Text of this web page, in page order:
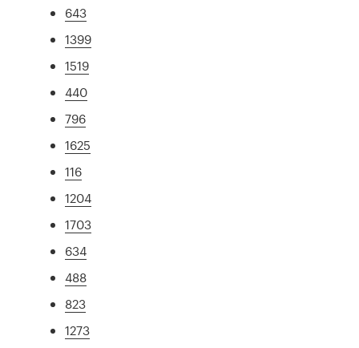
643
1399
1519
440
796
1625
116
1204
1703
634
488
823
1273